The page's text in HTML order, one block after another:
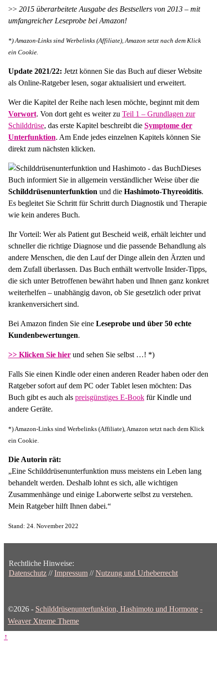
>> 2015 überarbeitete Ausgabe des Bestsellers von 2013 – mit
umfangreicher Leseprobe bei Amazon!
*) Amazon-Links sind Werbelinks (Affiliate), Amazon setzt nach dem Klick
ein Cookie.
Update 2021/22: Jetzt können Sie das Buch auf dieser Website
als Online-Ratgeber lesen, sogar aktualisiert und erweitert.
Wer die Kapitel der Reihe nach lesen möchte, beginnt mit dem
Vorwort. Von dort geht es weiter zu Teil 1 – Grundlagen zur
Schilddrüse, das erste Kapitel beschreibt die Symptome der
Unterfunktion. Am Ende jedes einzelnen Kapitels können Sie
direkt zum nächsten klicken.
Dieses
Buch informiert Sie in allgemein verständlicher Weise über die
Schilddrüsenunterfunktion und die Hashimoto-Thyreoiditis.
Es begleitet Sie Schritt für Schritt durch Diagnostik und Therapie
wie kein anderes Buch.
Ihr Vorteil: Wer als Patient gut Bescheid weiß, erhält leichter und
schneller die richtige Diagnose und die passende Behandlung als
andere Menschen, die den Lauf der Dinge allein den Ärzten und
dem Zufall überlassen. Das Buch enthält wertvolle Insider-Tipps,
die sich unter Betroffenen bewährt haben und Ihnen ganz konkret
weiterhelfen – unabhängig davon, ob Sie gesetzlich oder privat
krankenversichert sind.
Bei Amazon finden Sie eine Leseprobe und über 50 echte
Kundenbewertungen.
>> Klicken Sie hierund sehen Sie selbst …! *)
Falls Sie einen Kindle oder einen anderen Reader haben oder den
Ratgeber sofort auf dem PC oder Tablet lesen möchten: Das
Buch gibt es auch als preisgünstiges E-Bookfür Kindle und
andere Geräte.
*) Amazon-Links sind Werbelinks (Affiliate), Amazon setzt nach dem Klick
ein Cookie.
Die Autorin rät:
„Eine Schilddrüsenunterfunktion muss meistens ein Leben lang
behandelt werden. Deshalb lohnt es sich, alle wichtigen
Zusammenhänge und einige Laborwerte selbst zu verstehen.
Mein Ratgeber hilft Ihnen dabei.“
Stand: 24. November 2022
Rechtliche Hinweise:
Datenschutz //Impressum //Nutzung und Urheberrecht
©2026 - Schilddrüsenunterfunktion, Hashimoto und Hormone -
Weaver Xtreme Theme
↑